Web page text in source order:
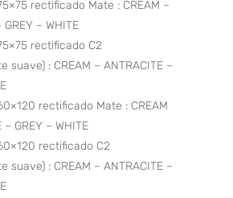
rectificado Mate : CREAM –
– WHITE
rectificado C2
suave) : CREAM – ANTRACITE –
rectificado Mate : CREAM
– GREY – WHITE
rectificado C2
suave) : CREAM – ANTRACITE –